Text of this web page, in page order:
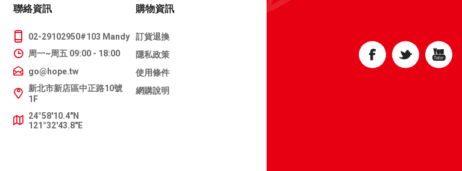
聯絡資訊
02-29102950#103 Mandy
周一~周五 09:00 - 18:00
go@hope.tw
新北市新店區中正路10號
1F
24°58'10.4"N
121°32'43.8"E
購物資訊
訂貨退換
隱私政策
使用條件
網購說明